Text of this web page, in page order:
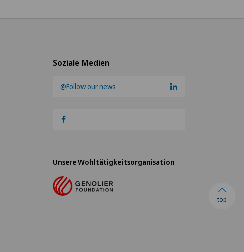
Soziale Medien
@Follow our news
Unsere Wohltätigkeitsorganisation
top